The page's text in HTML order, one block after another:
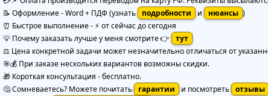
📝 Оформление-Word + ПДФ (узнать подробности и нюансы )
⏰ Быстрое выполнение- ⚡ от сейчас до сегодня
💡 Почему заказать лучше у меня смотрите 👉
тут
⚖️ Цена конкретной задачи может незначительно отличаться от
🎯💰 При заказе нескольких вариантов возможны скидки.
🎁 Короткая консультация - бесплатно.
🤔 Сомневаетесь? Можете почитать
гарантии и посмотреть отзывы